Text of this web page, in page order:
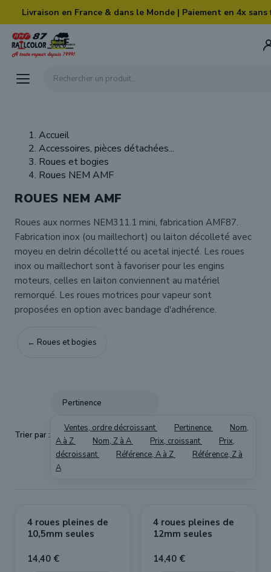
Skip to main content
Livraison en France & dans le Monde | Paiement en 4x sans
Rechercher un produit...
Accueil
Accessoires, pièces détachées...
Roues et bogies
Roues NEM AMF
ROUES NEM AMF
Roues aux normes NEM311.1 mini, fabrication AMF87.
Fabrication inox (ou maillechort) ou laiton décolleté avec
moyeu en delrin décolletté ou acetal injecté. Les roues
inox ou maillechort sont à favoriser pour les engins
moteurs, celles en laiton conviennent au matériel
remorqué. Les roues motrices pour vapeur sont
proposées en option avec bandage d'adhérence.
← Roues et bogies
Trier par :
Pertinence
Ventes, ordre décroissant Pertinence
Nom,
A à Z
Nom, Z à A Prix, croissant
Prix,
décroissant
Référence, A à Z
Référence, Z à
A
4 roues pleines de
10,5mm seules
14,40 €
4 roues pleines de
12mm seules
14,40 €